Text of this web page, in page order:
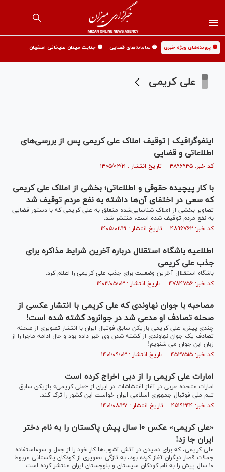
🟡 پرونده‌های ویژه خبری 🟡 سامانه‌های قضایی 🟡 جنایت میدان علیخانی اصفهان
علی کریمی
اینفوگرافیک | توقیف املاک علی کریمی پس از بررسی‌های
اطلاعاتی و قضایی
کد خبر: ۴۸۹۶۹۳۵ تاریخ انتشار : ۱۴۰۵/۰۲/۲۱
با کار پیچیده حقوقی و اطلاعاتی؛ بخشی از املاک علی کریمی
که سعی در اختفای آن‌ها داشته به نفع مردم توقیف شد
تصاویر بخشی از املاک شناسایی‌شده متعلق به علی کریمی که با دستور قضایی
به نفع مردم توقیف شده است، منتشر شد.
کد خبر: ۴۸۹۶۷۶۲ تاریخ انتشار : ۱۴۰۵/۰۲/۲۱
اطلاعیه باشگاه استقلال درباره آخرین شرایط مذاکره برای
جذب علی کریمی
باشگاه استقلال آخرین وضعیت برای جذب علی کریمی را اعلام کرد.
کد خبر: ۴۷۸۴۷۵۶ تاریخ انتشار : ۱۴۰۳/۰۵/۰۳
مصاحبه با جوان نهاوندی که علی کریمی با انتشار عکسی از
صحنه تصادف او مدعی شد در جوانرود کشته شده است!
چندی پیش، علی کریمی بازیکن سابق فوتبال ایران با انتشار تصویری از صحنه
تصادف یک جوان نهاوندی از کشته شدن وی خبر داده بود و حال ادامه ماجرا را از
زبان این جوان می شنویم!
کد خبر: ۴۵۲۷۵۱۵ تاریخ انتشار : ۱۴۰۱/۰۹/۰۳
امارات علی کریمی را از دبی اخراج کرده است
امارات متحده عربی در آغاز اغتشاشات در ایران از «علی کریمی» بازیکن سابق
تیم ملی فوتبال جمهوری اسلامی ایران خواست این کشور را ترک کند.
کد خبر: ۴۵۱۹۲۴۴ تاریخ انتشار : ۱۴۰۱/۰۸/۲۷
«علی کریمی» عکس ۱۰ سال پیش پاکستان را به نام دختر
ایران جا زد!
علی کریمی، که برای دمیدن در آتش آشوب‌ها کار خود را از جعل و سوءاستفاده
جملات قصار دیگران آغاز کرده بود، به تازگی تصویری از کودکان پاکستانی مربوط
۱۰ سال پیش را به نام کودکان سیستان و بلوچستان ایران منتشر کرده است.